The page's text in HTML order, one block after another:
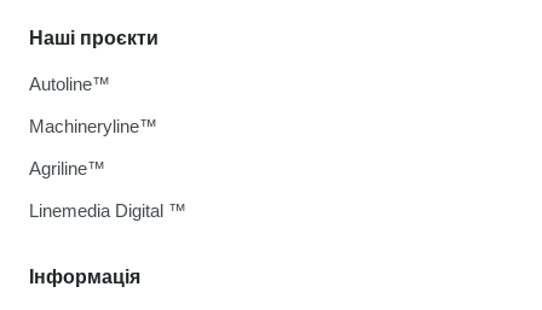
Інформація
Наші проєкти
Autoline™
Machineryline™
Agriline™
Linemedia Digital ™